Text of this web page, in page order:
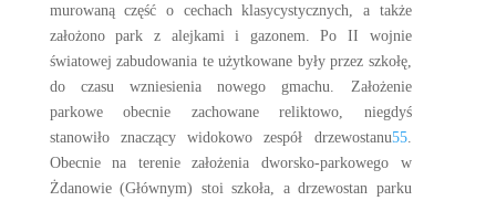
murowaną część o cechach klasycystycznych, a także
założono park z alejkami i gazonem. Po II wojnie
światowej zabudowania te użytkowane były przez szkołę,
do czasu wzniesienia nowego gmachu. Założenie
parkowe obecnie zachowane reliktowo, niegdyś
stanowiło znaczący widokowo zespół drzewostanu55.
Obecnie na terenie założenia dworsko-parkowego w
Żdanowie (Głównym) stoi szkoła, a drzewostan parku